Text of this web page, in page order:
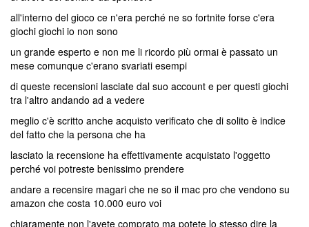
all'interno del gioco ce n'era perché ne so fortnite forse c'era
giochi giochi io non sono
un grande esperto e non me li ricordo più ormai è passato un
mese comunque c'erano svariati esempi
di queste recensioni lasciate dal suo account e per questi giochi
tra l'altro andando ad a vedere
meglio c'è scritto anche acquisto verificato che di solito è indice
del fatto che la persona che ha
lasciato la recensione ha effettivamente acquistato l'oggetto
perché voi potreste benissimo prendere
andare a recensire magari che ne so il mac pro che vendono su
amazon che costa 10.000 euro voi
chiaramente non l'avete comprato ma potete lo stesso dire la